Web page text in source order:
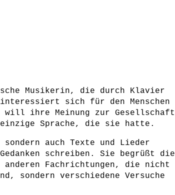
Musikerin, die durch Klavier
sich für den Menschen
will ihre Meinung zur Gesellschaft
Sprache, die sie hatte.
auch Texte und Lieder
schreiben. Sie begrüßt die
anderen Fachrichtungen, die nicht
sondern verschiedene Versuche